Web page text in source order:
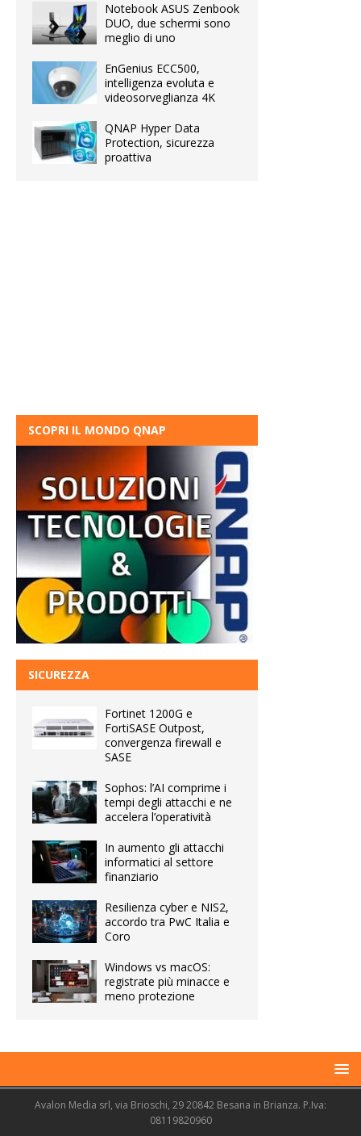
Notebook ASUS Zenbook
DUO, due schermi sono
meglio di uno
EnGenius ECC500,
intelligenza evoluta e
videosorveglianza 4K
QNAP Hyper Data
Protection, sicurezza
proattiva
SCOPRI IL MONDO QNAP
SICUREZZA
Fortinet 1200G e
FortiSASE Outpost,
convergenza firewall e
SASE
Sophos: l’AI comprime i
tempi degli attacchi e ne
accelera l’operatività
In aumento gli attacchi
informatici al settore
finanziario
Resilienza cyber e NIS2,
accordo tra PwC Italia e
Coro
Windows vs macOS:
registrate più minacce e
meno protezione
Avalon Media srl, via Brioschi, 29 20842 Besana in Brianza. P.Iva:
08119820960